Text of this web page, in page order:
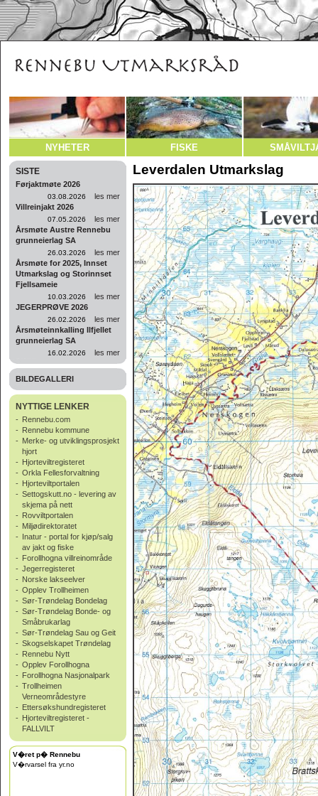
NYHETER FISKE
SISTE
Førjaktmøte 2026
03.08.2026
les mer
Villreinjakt 2026
07.05.2026
les mer
Årsmøte Austre Rennebu
grunneierlag SA
26.03.2026
les mer
Årsmøte for 2025, Innset
Utmarkslag og Storinnset
Fjellsameie
10.03.2026
les mer
JEGERPRØVE 2026
26.02.2026
les mer
Årsmøteinnkalling Ilfjellet
grunneierlag SA
16.02.2026 les mer
BILDEGALLERI
NYTTIGE LENKER
- Rennebu.com
- Rennebu kommune
- Merke- og utviklingsprosjekt
hjort
- Hjorteviltregisteret
- Orkla Fellesforvaltning
- Hjorteviltportalen
- Settogskutt.no - levering av
skjema på nett
- Rovviltportalen
- Miljødirektoratet
- Inatur - portal for kjøp/salg
av jakt og fiske
- Forollhogna villreinområde
- Jegerregisteret
- Norske lakseelver
- Opplev Trollheimen
- Sør-Trøndelag Bondelag
- Sør-Trøndelag Bonde- og
Småbrukarlag
- Sør-Trøndelag Sau og Geit
- Skogselskapet Trøndelag
- Rennebu Nytt
- Opplev Forollhogna
- Forollhogna Nasjonalpark
- Trollheimen
Verneområdestyre
- Ettersøkshundregisteret
- Hjorteviltregisteret -
FALLVILT
V�ret p� Rennebu
V�rvarsel fra yr.no
Leverdalen Utmarkslag